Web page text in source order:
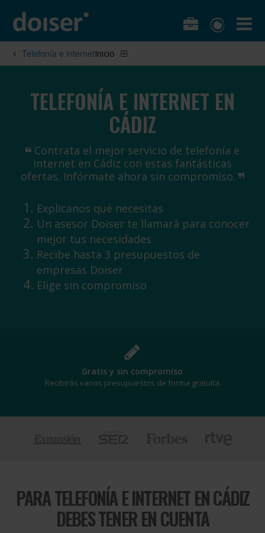
Telefonía e internetInicio
TELEFONÍA E INTERNET EN
CÁDIZ
Contrata el mejor servicio de telefonía e
internet en Cádiz con estas fantásticas
ofertas. Infórmate ahora sin compromiso.
Explicanos qué necesitas
Un asesor Doiser te llamará para conocer
mejor tus necesidades
Recibe hasta 3 presupuestos de
empresas Doiser
Elige sin compromiso
¡Al mejor precio!
Te beneficiarás de los mejores descuentos
PARATELEFONÍA E INTERNET EN CÁDIZ
DEBES TENER EN CUENTA